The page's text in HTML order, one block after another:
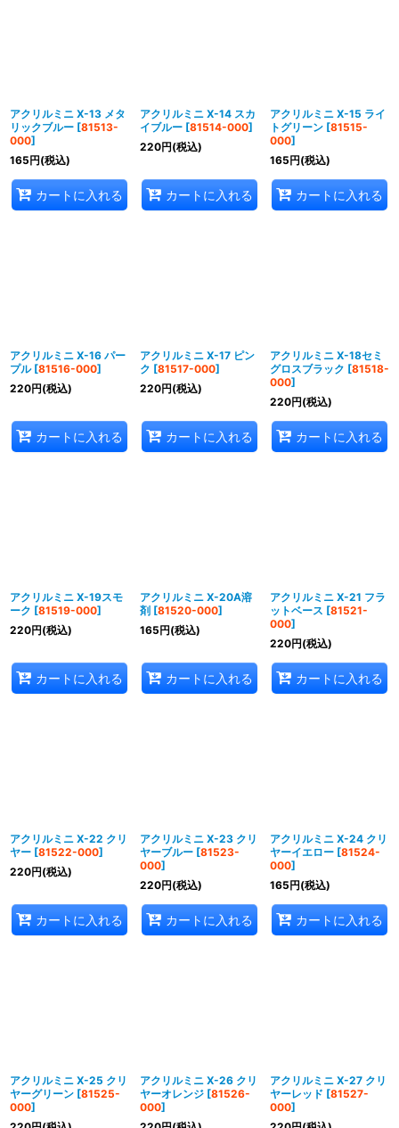
アクリルミニ X-13 メタ
リックブルー [81513-
000]
165円(税込)
カートに入れる
アクリルミニ X-14 スカ
イブルー [81514-000]
220円(税込)
カートに入れる
アクリルミニ X-15 ライ
トグリーン [81515-
000]
165円(税込)
カートに入れる
アクリルミニ X-16 パー
プル [81516-000]
220円(税込)
カートに入れる
アクリルミニ X-17 ピン
ク [81517-000]
220円(税込)
カートに入れる
アクリルミニ X-18セミ
グロスブラック [81518-
000]
220円(税込)
カートに入れる
アクリルミニ X-19スモ
ーク [81519-000]
220円(税込)
カートに入れる
アクリルミニ X-20A溶
剤 [81520-000]
165円(税込)
カートに入れる
アクリルミニ X-21 フラ
ットベース [81521-
000]
220円(税込)
カートに入れる
アクリルミニ X-22 クリ
ヤー [81522-000]
220円(税込)
カートに入れる
アクリルミニ X-23 クリ
ヤーブルー [81523-
000]
220円(税込)
カートに入れる
アクリルミニ X-24 クリ
ヤーイエロー [81524-
000]
165円(税込)
カートに入れる
アクリルミニ X-25 クリ
ヤーグリーン [81525-
000]
アクリルミニ X-26 クリ
ヤーオレンジ [81526-
000]
アクリルミニ X-27 クリ
ヤーレッド [81527-
000]